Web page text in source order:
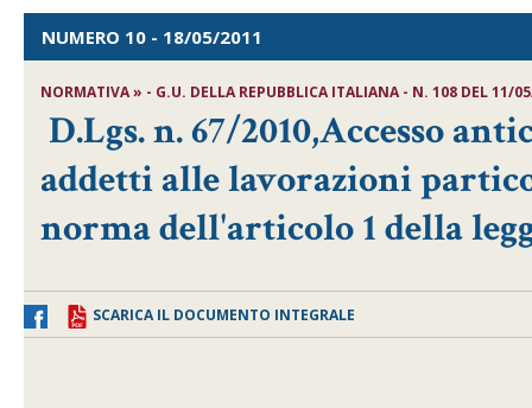
NUMERO 10 - 18/05/2011
NORMATIVA » - G.U. DELLA REPUBBLICA ITALIANA - N. 108 DEL 11/
D.Lgs. n. 67/2010,Accesso
addetti alle lavorazioni
norma dell'articolo 1 della
SCARICA IL DOCUMENTO INTEGRALE